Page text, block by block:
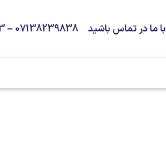
با ما در تماس باشید 07138239838 – 09373936263